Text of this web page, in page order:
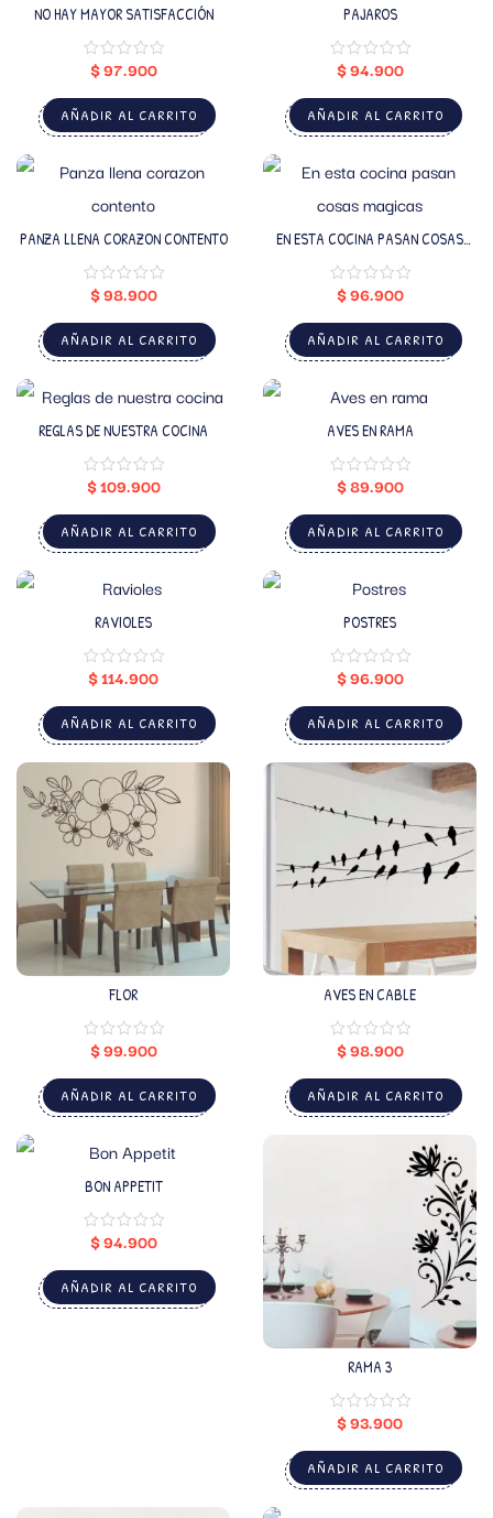
NO HAY MAYOR SATISFACCIÓN
$97.900
AÑADIR AL CARRITO
PAJAROS
$94.900
AÑADIR AL CARRITO
PANZA LLENA CORAZON CONTENTO
$98.900
AÑADIR AL CARRITO
EN ESTA COCINA PASAN COSAS
$96.900
AÑADIR AL CARRITO
REGLAS DE NUESTRA COCINA
$109.900
AÑADIR AL CARRITO
AVES EN RAMA
$89.900
AÑADIR AL CARRITO
RAVIOLES
$114.900
AÑADIR AL CARRITO
POSTRES
$96.900
AÑADIR AL CARRITO
FLOR
$99.900
AÑADIR AL CARRITO
AVES EN CABLE
$98.900
AÑADIR AL CARRITO
BON APPETIT
$94.900
AÑADIR AL CARRITO
RAMA 3
$93.900
AÑADIR AL CARRITO